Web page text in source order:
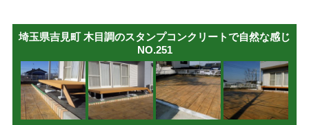
埼玉県吉見町 木目調のスタンプコンクリートで自然な感じ
NO.251